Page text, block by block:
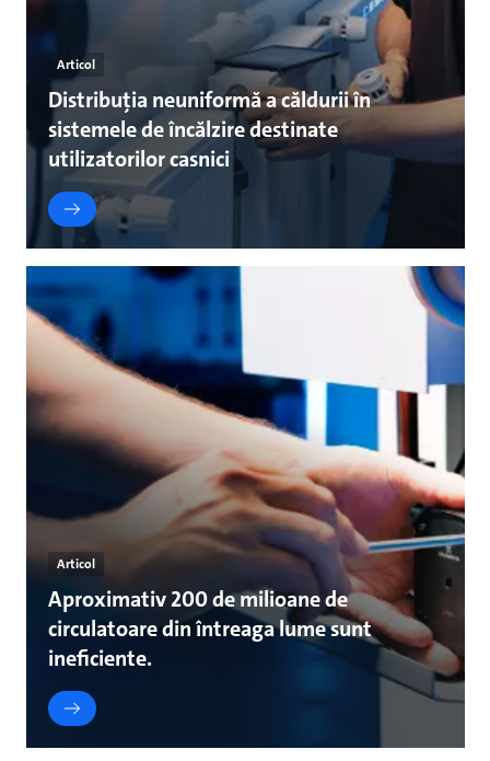
Articol
Distribuția neuniformă a căldurii în
sistemele de încălzire destinate
utilizatorilor casnici
Articol
Aproximativ 200 de milioane de
circulatoare din întreaga lume sunt
ineficiente.